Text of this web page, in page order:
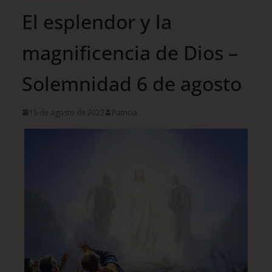
El esplendor y la
magnificencia de Dios –
Solemnidad 6 de agosto
15 de agosto de 2022 Patricia